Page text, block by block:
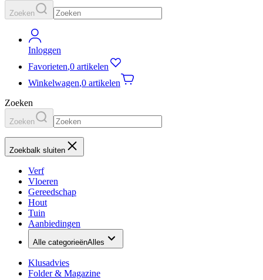
Zoeken
Inloggen
Favorieten,0 artikelen
Winkelwagen,0 artikelen
Zoeken
Zoeken
Zoekbalk sluiten
Verf
Vloeren
Gereedschap
Hout
Tuin
Aanbiedingen
Alle categorieënAlles
Klusadvies
Folder & Magazine